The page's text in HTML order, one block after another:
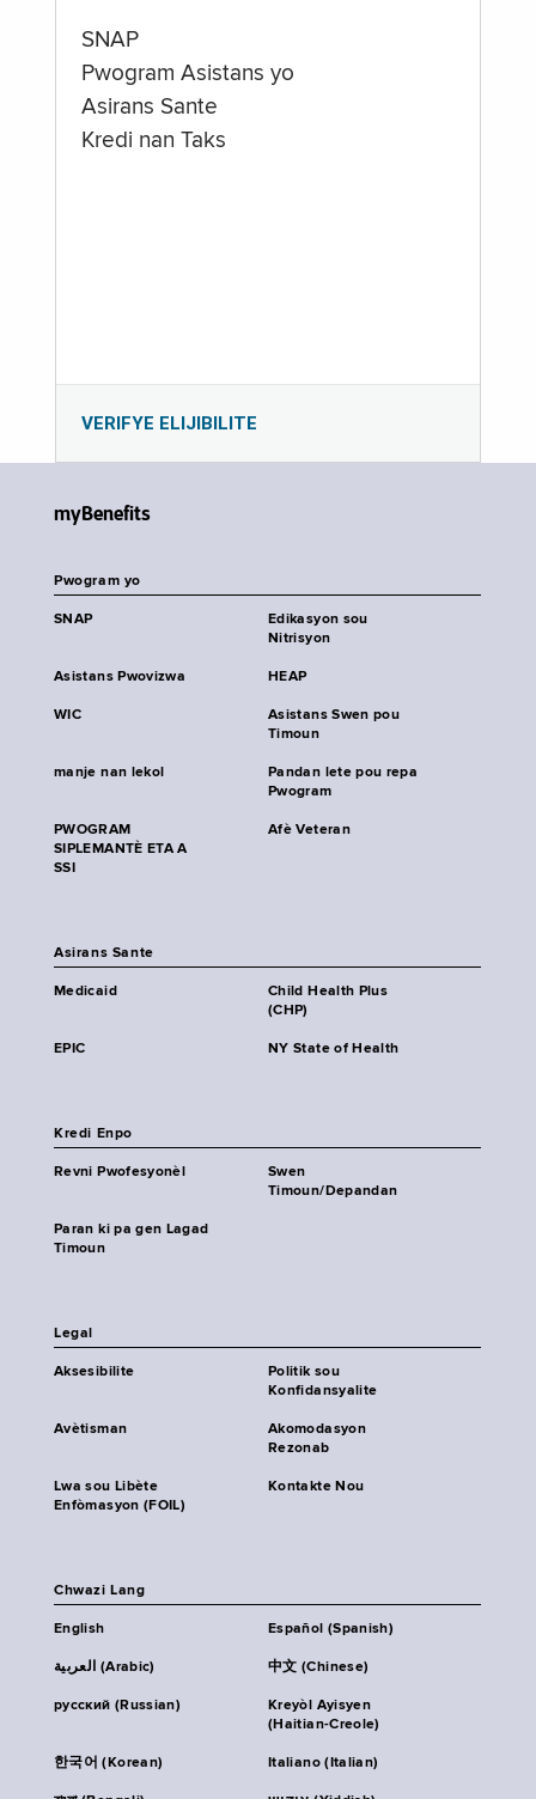
SNAP
Pwogram Asistans yo
Asirans Sante
Kredi nan Taks
VERIFYE ELIJIBILITE
myBenefits
Pwogram yo
SNAP
Edikasyon sou
Nitrisyon
Asistans Pwovizwa HEAP
WIC
Asistans Swen pou
Timoun
manje nan lekol
Pandan lete pou repa
Pwogram
PWOGRAM
SIPLEMANTÈ ETA A
SSI
Afè Veteran
Asirans Sante
Medicaid
Child Health Plus
(CHP)
EPIC NY State of Health
Kredi Enpo
Revni Pwofesyonèl
Swen
Timoun/Depandan
Paran ki pa gen Lagad
Timoun
Legal
Aksesibilite
Politik sou
Konfidansyalite
Avètisman
Akomodasyon
Rezonab
Lwa sou Libète
Enfòmasyon (FOIL)
Kontakte Nou
Chwazi Lang
English Español (Spanish)
العربية (Arabic) 中文 (Chinese)
русский (Russian)
Kreyòl Ayisyen
(Haitian-Creole)
한국어 (Korean) Italiano (Italian)